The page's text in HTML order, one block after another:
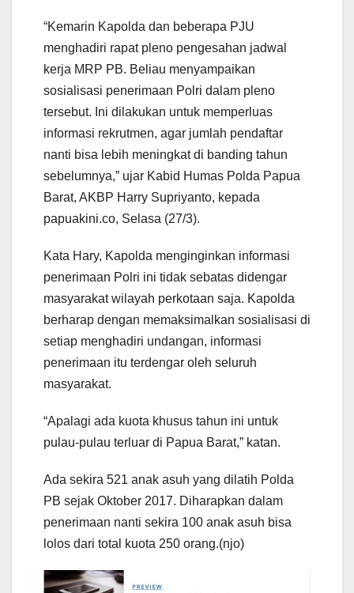
“Kemarin Kapolda dan beberapa PJU
menghadiri rapat pleno pengesahan jadwal
kerja MRP PB. Beliau menyampaikan
sosialisasi penerimaan Polri dalam pleno
tersebut. Ini dilakukan untuk memperluas
informasi rekrutmen, agar jumlah pendaftar
nanti bisa lebih meningkat di banding tahun
sebelumnya,” ujar Kabid Humas Polda Papua
Barat, AKBP Harry Supriyanto, kepada
papuakini.co, Selasa (27/3).
Kata Hary, Kapolda menginginkan informasi
penerimaan Polri ini tidak sebatas didengar
masyarakat wilayah perkotaan saja. Kapolda
berharap dengan memaksimalkan sosialisasi di
setiap menghadiri undangan, informasi
penerimaan itu terdengar oleh seluruh
masyarakat.
“Apalagi ada kuota khusus tahun ini untuk
pulau-pulau terluar di Papua Barat,” katan.
Ada sekira 521 anak asuh yang dilatih Polda
PB sejak Oktober 2017. Diharapkan dalam
penerimaan nanti sekira 100 anak asuh bisa
lolos dari total kuota 250 orang.(njo)